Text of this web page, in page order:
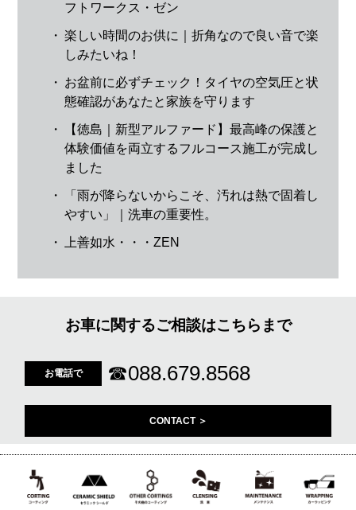
フトワークス・ゼン
・ 楽しい時間のお供に｜折角なので良い音で楽
しみたいね！
・ お盆前に必ずチェック！タイヤの空気圧と状
態確認があなたと家族を守ります
・
【徳島｜新型アルファード】最高峰の保護と
体験価値を両立するフルコース施工が完成し
ました
・
「雨が降らないからこそ、汚れは熱で固着し
やすい」｜洗車の重要性。
・ 上善如水・・・ZEN
お車に関するご相談はこちらまで
お電話で ☎088.679.8568
CONTACT ＞